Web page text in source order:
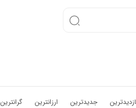
جدیدترین ارزانترین گرانترین